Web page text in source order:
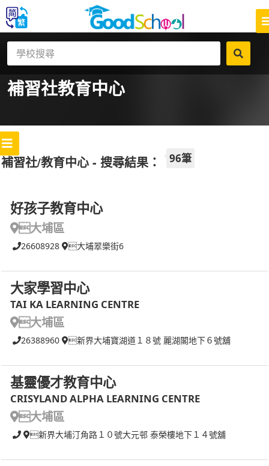
補習社教育中心
補習社/教育中心 - 搜尋結果： 96筆
好孩子教育中心
大埔區
26608928 大埔翠樂街6
大家學習中心
TAI KA LEARNING CENTRE
大埔區
26388960 新界大埔寶湖道１８號 麗湖閣地下６號舖
基靈優才教育中心
CRISYLAND ALPHA LEARNING CENTRE
大埔區
新界大埔汀角路１０號大元邨 泰榮樓地下１４號舖